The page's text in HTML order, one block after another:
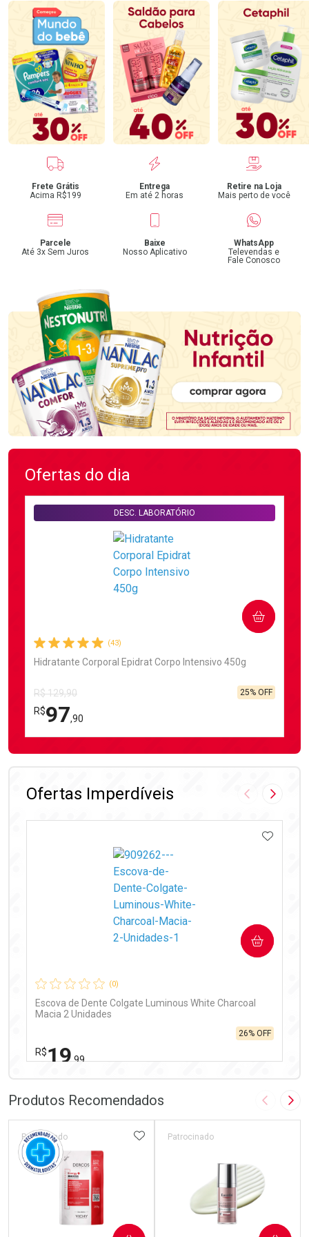
Benefícios
Frete Grátis
Acima R$199
Entrega
Em até 2 horas
Retire na Loja
Mais perto de você
Parcele
Até 3x Sem Juros
Baixe
Nosso Aplicativo
WhatsApp
Televendas e
Fale Conosco
Ofertas do dia
(43)
Hidratante Corporal Epidrat Corpo Intensivo 450g
DESC. LABORATÓRIO
R$ 129,90
R$97,90
25% OFF
COMPRAR
FECHAR
Ativar Desconto
Comprar sem Desconto
FECHAR
Comprar sem Desconto
Ofertas Imperdíveis Imagem
(0)
Escova de Dente Colgate Luminous White Charcoal
Macia 2 Unidades
R$19,99
26% OFF
COMPRAR
Laboratório
Ativar Desconto
Por Menos
Produtos Recomendados Imagem
Patrocinado ADICIONAR AOS FAVORITOS
Patrocinado